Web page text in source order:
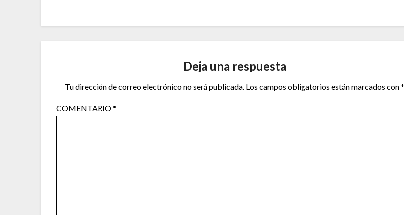
Deja una respuesta
Tu dirección de correo electrónico no será publicada. Los campos obligatorios están marcados con*
COMENTARIO*